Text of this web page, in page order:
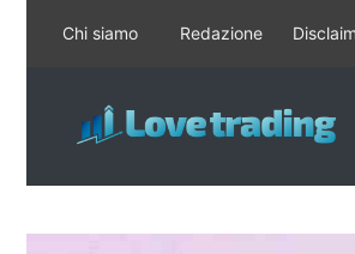
contenuto
Chi siamo Redazione